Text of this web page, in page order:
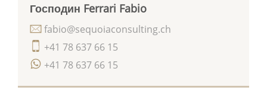
Господин Ferrari Fabio
+41 78 637 66 15
+41 78 637 66 15
fabio@sequoiaconsulting.ch